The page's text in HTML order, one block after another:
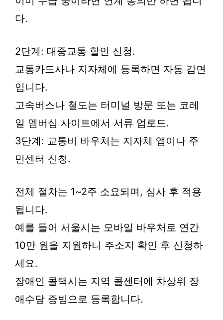
다.
2단계: 대중교통 할인 신청.
교통카드사나 지자체에 등록하면 자동 감면
입니다.
고속버스나 철도는 터미널 방문 또는 코레
일 멤버십 사이트에서 서류 업로드.
3단계: 교통비 바우처는 지자체 앱이나 주
민센터 신청.
전체 절차는 1~2주 소요되며, 심사 후 적용
됩니다.
예를 들어 서울시는 모바일 바우처로 연간
10만 원을 지원하니 주소지 확인 후 신청하
세요.
장애인 콜택시는 지역 콜센터에 차상위 장
애수당 증빙으로 등록합니다.